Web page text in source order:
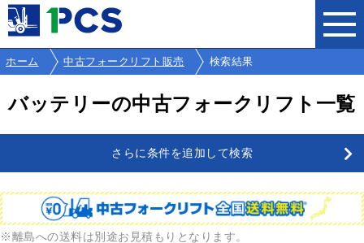
ホーム 中古フォークリフト販売 検索結果
バッテリーの中古フォークリフト一覧
さらに条件を追加して検索
※離島への送料は別途お見積もりとなります。